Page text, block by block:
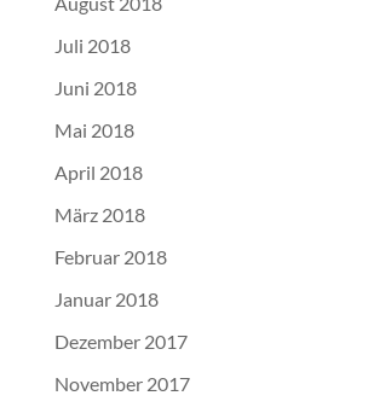
Juli 2018
Juni 2018
Mai 2018
April 2018
März 2018
Februar 2018
Januar 2018
Dezember 2017
November 2017